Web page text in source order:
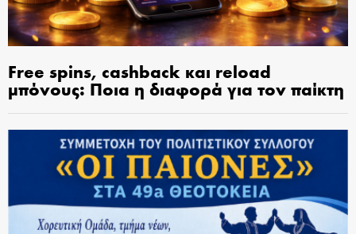
Free spins, cashback και reload
μπόνους: Ποια η διαφορά για τον παίκτη